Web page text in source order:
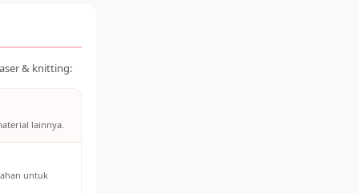
& knitting:
lainnya.
untuk